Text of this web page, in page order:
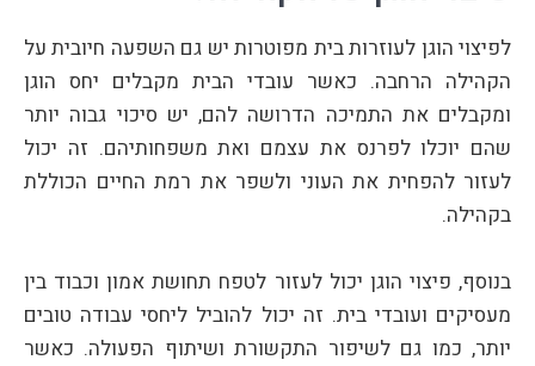
לפיצוי הוגן לעוזרות בית מפוטרות יש גם השפעה חיובית על
הקהילה הרחבה. כאשר עובדי הבית מקבלים יחס הוגן
ומקבלים את התמיכה הדרושה להם, יש סיכוי גבוה יותר
שהם יוכלו לפרנס את עצמם ואת משפחותיהם. זה יכול
לעזור להפחית את העוני ולשפר את רמת החיים הכוללת
בקהילה.
בנוסף, פיצוי הוגן יכול לעזור לטפח תחושת אמון וכבוד בין
מעסיקים ועובדי בית. זה יכול להוביל ליחסי עבודה טובים
יותר, כמו גם לשיפור התקשורת ושיתוף הפעולה. כאשר